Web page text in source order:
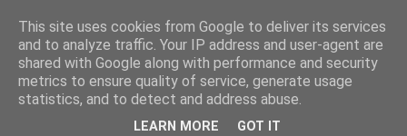
This site uses cookies from Google to deliver its services
and to analyze traffic. Your IP address and user-agent are
shared with Google along with performance and security
metrics to ensure quality of service, generate usage
statistics, and to detect and address abuse.
LEARN MORE GOT IT